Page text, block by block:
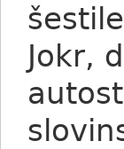
Jokr,